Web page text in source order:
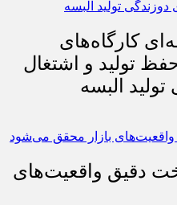
کارگاه‌های
تولید و اشتغال
البسه
دقیق واقعیت‌های